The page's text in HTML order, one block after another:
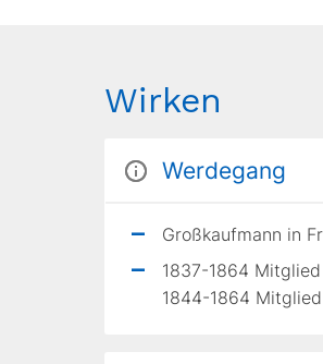
Wirken
Werdegang
Großkaufmann in
1837-1864
1844-1864